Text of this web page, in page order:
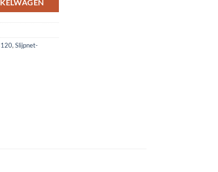
, Slijpnet-